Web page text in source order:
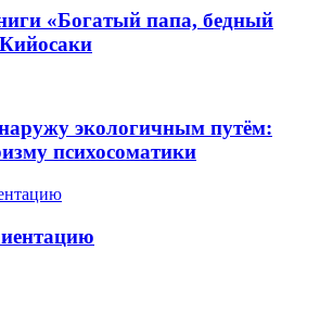
«Богатый папа, бедный
экологичным путём:
психосоматики